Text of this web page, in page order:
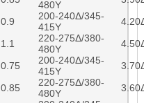
480Y
0.9
200-240Δ/345-
415Y
1.1
220-275Δ/380-
480Y
0.75
200-240Δ/345-
415Y
0.85
220-275Δ/380-
480Y